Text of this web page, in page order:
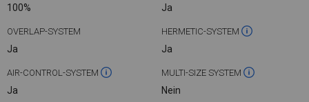
100% Ja
OVERLAP-SYSTEM
Ja
HERMETIC-SYSTEM
Ja
AIR-CONTROL-SYSTEM
Ja
MULTI-SIZE SYSTEM
Nein